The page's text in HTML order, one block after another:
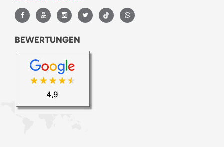
BEWERTUNGEN